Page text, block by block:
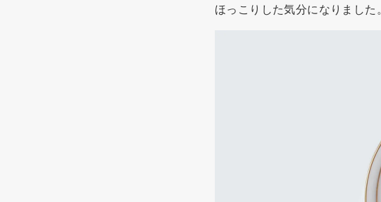
ほっこりした気分になりました。